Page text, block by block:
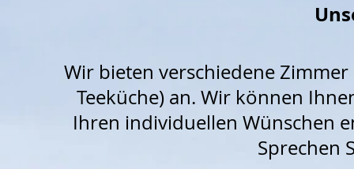
Wir bieten verschiedene
Teeküche) an. Wir können
Ihren individuellen Wünschen
Sprechen